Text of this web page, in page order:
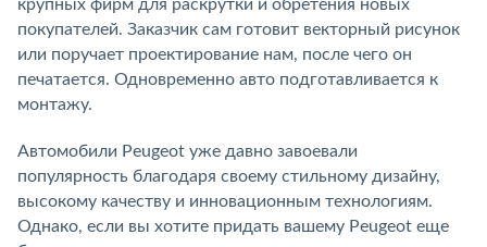
крупных фирм для раскрутки и обретения новых
покупателей. Заказчик сам готовит векторный рисунок
или поручает проектирование нам, после чего он
печатается. Одновременно авто подготавливается к
монтажу.
Автомобили Peugeot уже давно завоевали
популярность благодаря своему стильному дизайну,
высокому качеству и инновационным технологиям.
Однако, если вы хотите придать вашему Peugeot еще